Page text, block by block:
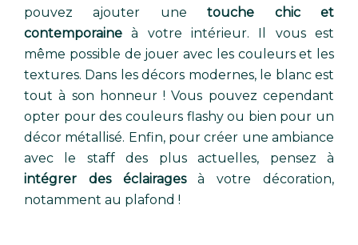
pouvez ajouter unetouche chic et
contemporaine à votre intérieur. Il vous est
même possible de jouer avec les couleurs et les
textures. Dans les décors modernes, le blanc est
tout à son honneur ! Vous pouvez cependant
opter pour des couleurs flashy ou bien pour un
décor métallisé. Enfin, pour créer une ambiance
avec le staff des plus actuelles, pensez à
intégrer des éclairagesà votre décoration,
notamment au plafond !